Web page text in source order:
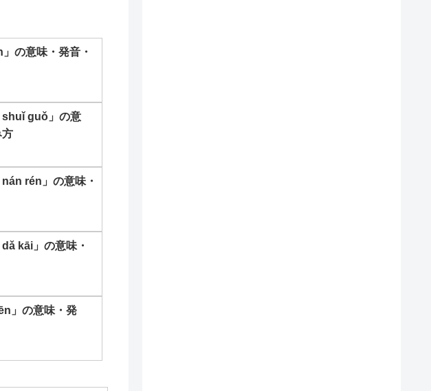
の意味・発音・
shuǐ guǒ」の意
方
rén」の意味・
kāi」の意味・
」の意味・発